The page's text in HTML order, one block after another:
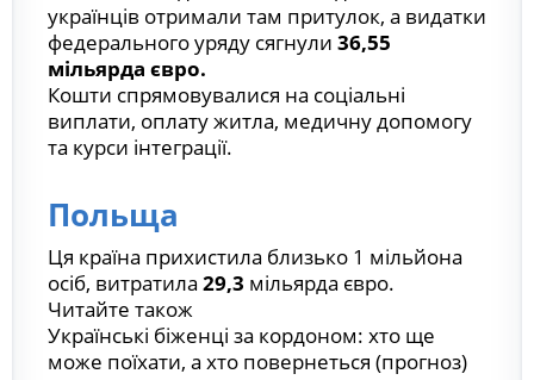
українців отримали там притулок, а видатки
федерального уряду сягнули 36,55
мільярда євро.
Кошти спрямовувалися на соціальні
виплати, оплату житла, медичну допомогу
та курси інтеграції.
Польща
Ця країна прихистила близько 1 мільйона
осіб, витратила 29,3 мільярда євро.
Читайте також
Українські біженці за кордоном: хто ще
може поїхати, а хто повернеться (прогноз)